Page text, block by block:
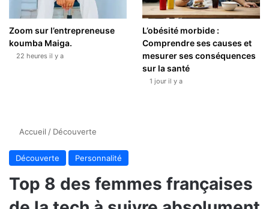
Zoom sur l’entrepreneuse
koumba Maiga.
22 heures il y a
L’obésité morbide :
Comprendre ses causes et
mesurer ses conséquences
sur la santé
1 jour il y a